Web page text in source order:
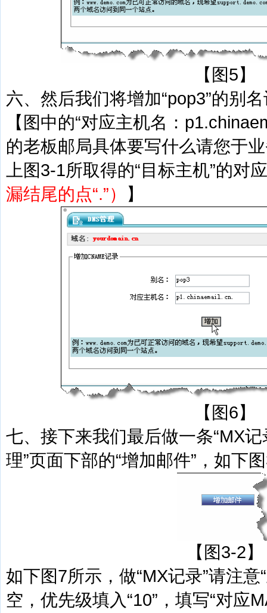
【图5】
六、然后我们将增加“pop3”的别
【图中的“对应主机名：
的老板邮局具体要写什么请您于
上图3-1所取得的“目标主机”的对
漏结尾的点“.”）
】
【图6】
七、接下来我们最后做一条“MX记
理”页面下部的“增加邮件”，如下
【图3-2】
如下图7所示，做“MX记录”请注意
空，优先级填入“10”，填写“对应